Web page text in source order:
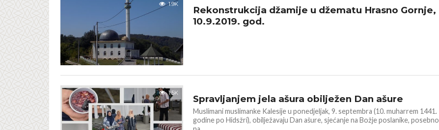
1.9K
Rekonstrukcija džamije u džematu Hrasno Gornje,
10.9.2019. god.
1.5K
Spravljanjem jela ašura obilježen Dan ašure
Muslimani muslimanke Kalesije u ponedjeljak, 9. septembra (10. muharrem 1441.
godine po Hidsžri), obilježavaju Dan ašure, sjećanje na Božje poslanike, posebno